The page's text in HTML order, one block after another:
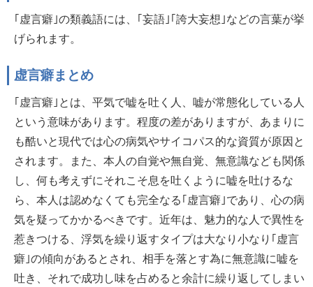
｢虚言癖｣の類義語には、｢妄語｣｢誇大妄想｣などの言葉が挙
げられます。
虚言癖まとめ
｢虚言癖｣とは、平気で嘘を吐く人、嘘が常態化している人
という意味があります。程度の差がありますが、あまりに
も酷いと現代では心の病気やサイコパス的な資質が原因と
されます。また、本人の自覚や無自覚、無意識なども関係
し、何も考えずにそれこそ息を吐くように嘘を吐けるな
ら、本人は認めなくても完全なる｢虚言癖｣であり、心の病
気を疑ってかかるべきです。近年は、魅力的な人で異性を
惹きつける、浮気を繰り返すタイプは大なり小なり｢虚言
癖｣の傾向があるとされ、相手を落とす為に無意識に嘘を
吐き、それで成功し味を占めると余計に繰り返してしまい